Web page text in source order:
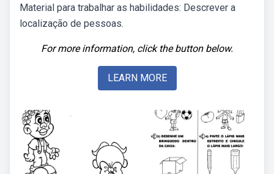
Material para trabalhar as habilidades: Descrever a
localização de pessoas.
For more information, click the button below.
LEARN MORE